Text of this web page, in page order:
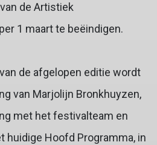
de Artistiek
1 maart te beëindigen.
de afgelopen editie wordt
van Marjolijn Bronkhuyzen,
met het festivalteam en
huidige Hoofd Programma, in